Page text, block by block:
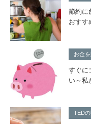
節約に
おすす
お金
すぐに
い～私
TED